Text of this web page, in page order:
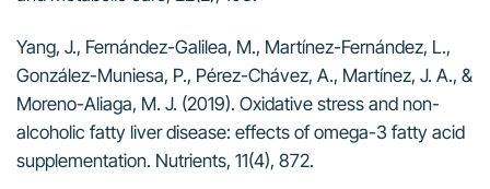
Yang, J., Fernández-Galilea, M., Martínez-Fernández, L.,
González-Muniesa, P., Pérez-Chávez, A., Martínez, J. A., &
Moreno-Aliaga, M. J. (2019). Oxidative stress and non-
alcoholic fatty liver disease: effects of omega-3 fatty acid
supplementation. Nutrients, 11(4), 872.